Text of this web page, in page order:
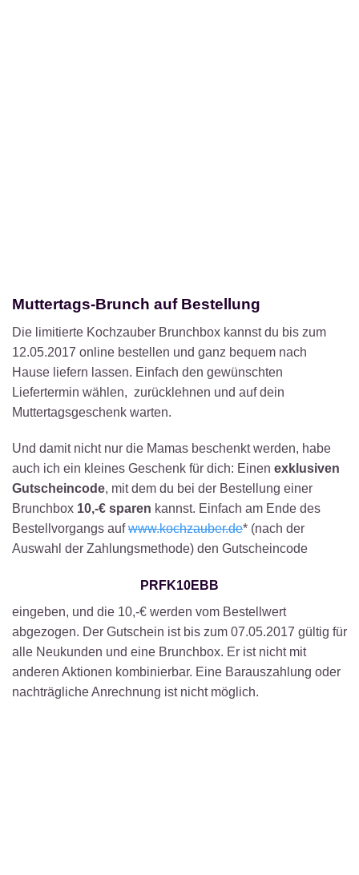
Muttertags-Brunch auf Bestellung
Die limitierte Kochzauber Brunchbox kannst du bis zum
12.05.2017 online bestellen und ganz bequem nach
Hause liefern lassen. Einfach den gewünschten
Liefertermin wählen, zurücklehnen und auf dein
Muttertagsgeschenk warten.
Und damit nicht nur die Mamas beschenkt werden, habe
auch ich ein kleines Geschenk für dich: Einen exklusiven
Gutscheincode, mit dem du bei der Bestellung einer
Brunchbox 10,-€ sparen kannst. Einfach am Ende des
Bestellvorgangs aufwww.kochzauber.de* (nach der
Auswahl der Zahlungsmethode) den Gutscheincode
PRFK10EBB
eingeben, und die 10,-€ werden vom Bestellwert
abgezogen. Der Gutschein ist bis zum 07.05.2017 gültig für
alle Neukunden und eine Brunchbox. Er ist nicht mit
anderen Aktionen kombinierbar. Eine Barauszahlung oder
nachträgliche Anrechnung ist nicht möglich.